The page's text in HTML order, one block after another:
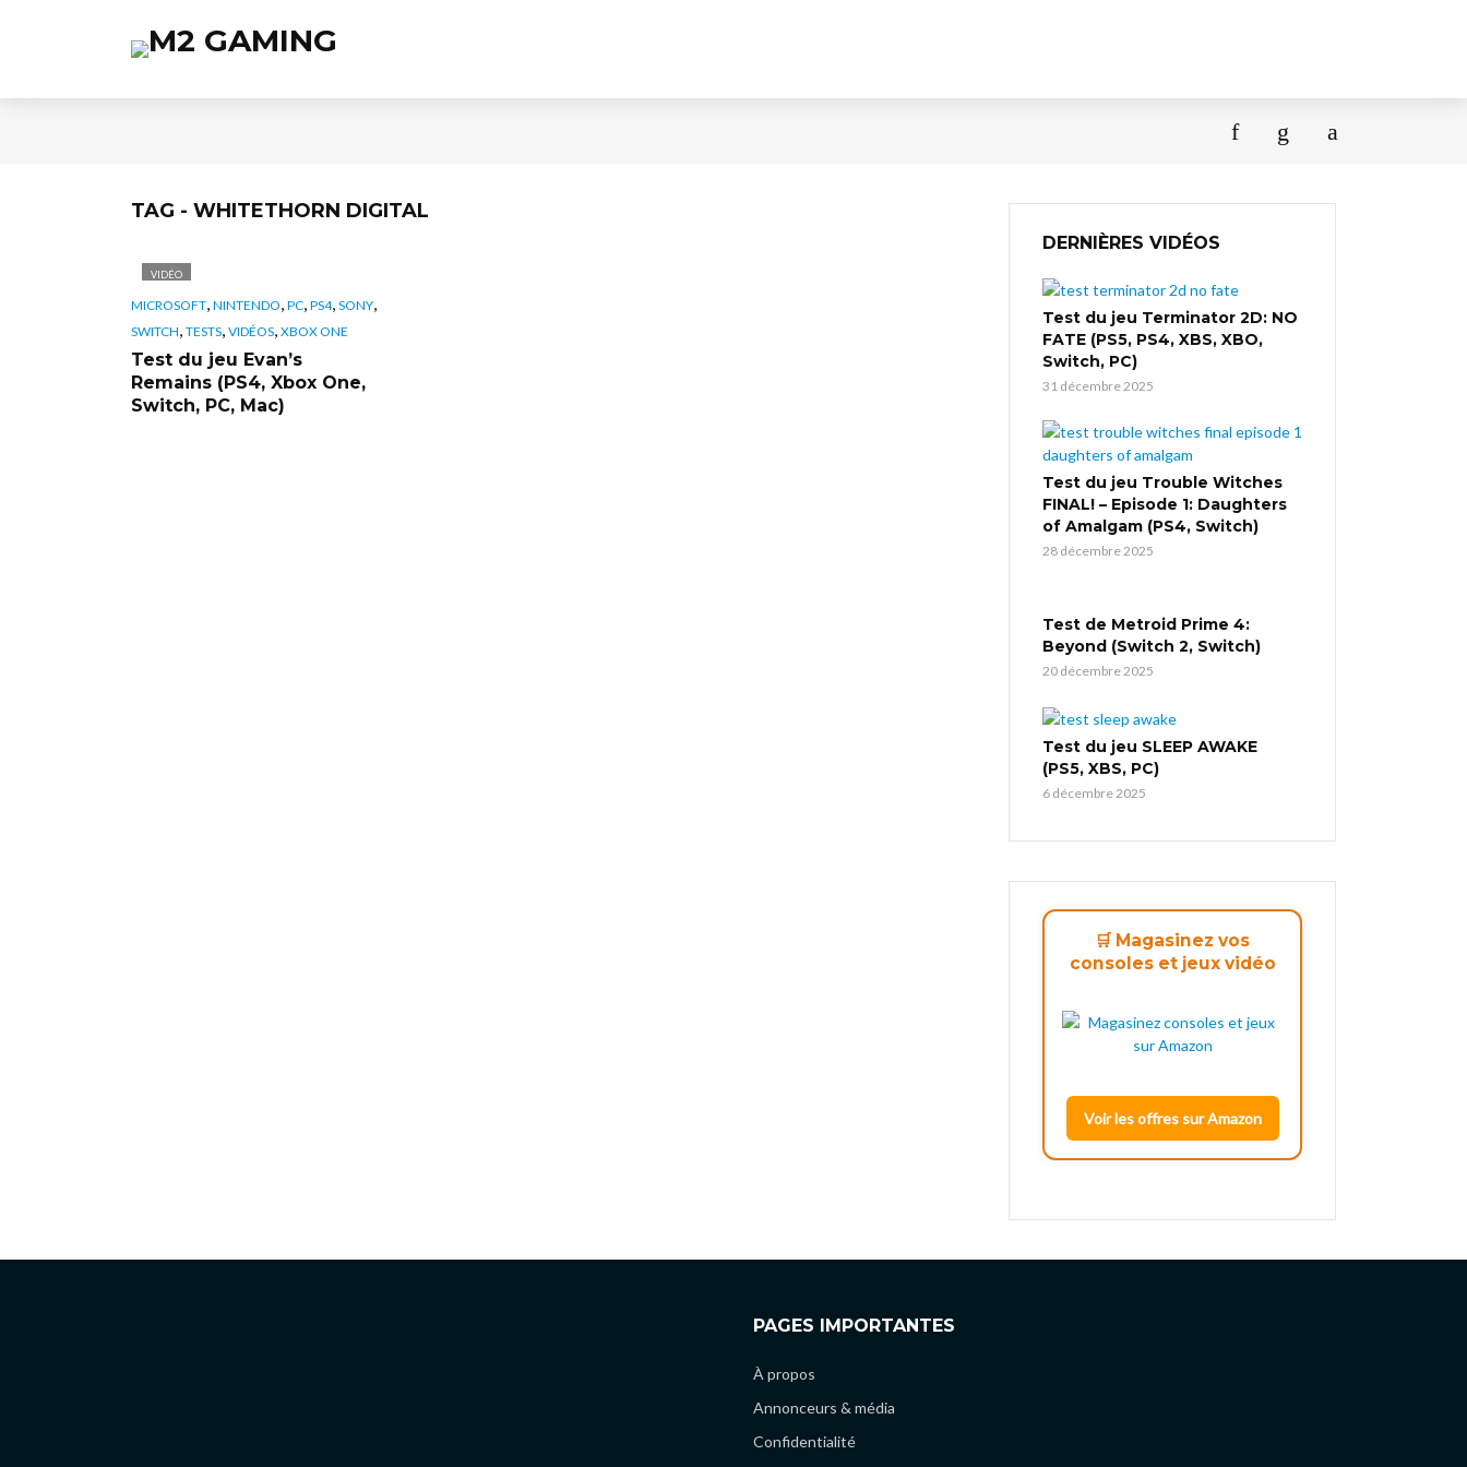
TAG - WHITETHORN DIGITAL
VIDÉO
MICROSOFT, NINTENDO, PC, PS4, SONY,
SWITCH, TESTS, VIDÉOS, XBOX ONE
Test du jeu Evan’s
Remains (PS4, Xbox One,
Switch, PC, Mac)
DERNIÈRES VIDÉOS
Test du jeu Terminator 2D: NO
FATE (PS5, PS4, XBS, XBO,
Switch, PC)
31 décembre 2025
Test du jeu Trouble Witches
FINAL! – Episode 1: Daughters
of Amalgam (PS4, Switch)
28 décembre 2025
Test de Metroid Prime 4:
Beyond (Switch 2, Switch)
20 décembre 2025
Test du jeu SLEEP AWAKE
(PS5, XBS, PC)
6 décembre 2025
🛒 Magasinez vos
consoles et jeux vidéo
Voir les offres sur Amazon
PAGES IMPORTANTES
À propos
Annonceurs & média
Confidentialité